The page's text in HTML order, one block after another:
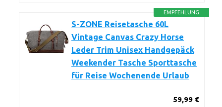
EMPFEHLUNG
S-ZONE Reisetasche 60L
Vintage Canvas Crazy Horse
Leder Trim Unisex Handgepäck
Weekender Tasche Sporttasche
für Reise Wochenende Urlaub
59,99 €